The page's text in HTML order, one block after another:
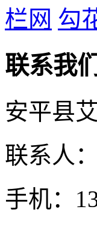
栏网 勾
联系我们
安平县
联系人
手机：